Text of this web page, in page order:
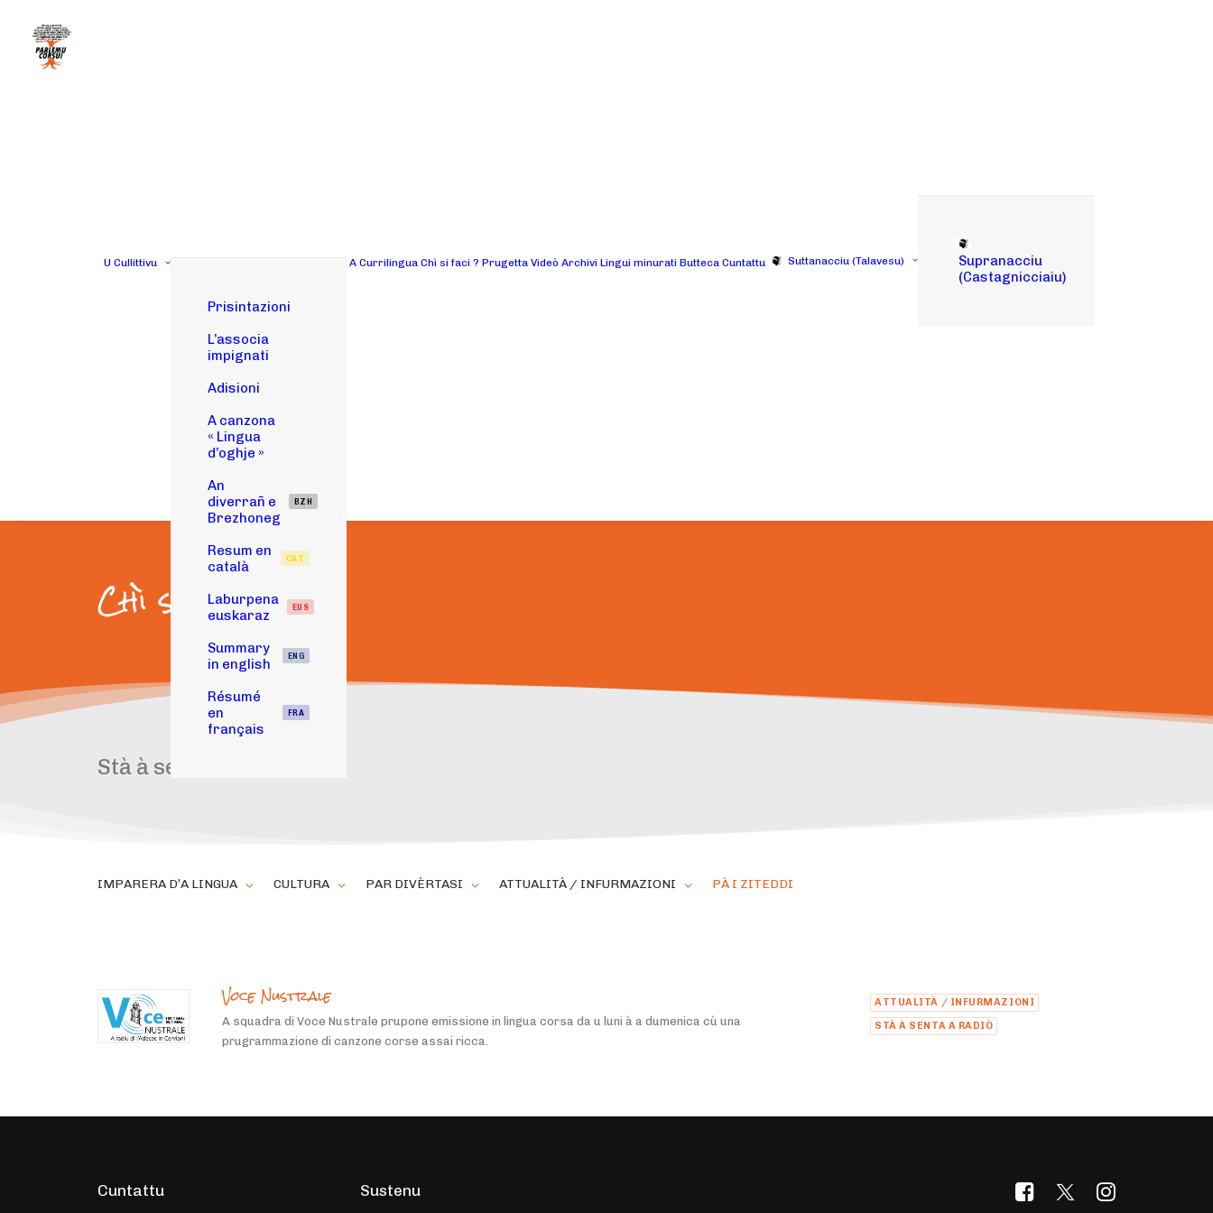
U Cullittivu
Prisintazioni
L’associa
impignati
Adisioni
A canzona
« Lingua
d’oghje »
An
diverrañ e
Brezhoneg
BZH
Resum en
català
CAT
Laburpena
euskaraz
EUS
Summary
in english
ENG
Résumé
en
français
FRA
A Currilingua Chì si faci ? Prugetta Videò Archivi Lingui minurati Butteca Cuntattu Suttanacciu (Talavesu)
Supranacciu
(Castagnicciaiu)
Chì si faci ?
Stà à senta a radiò
IMPARERA D’A LINGUA CULTURA PAR DIVÈRTASI ATTUALITÀ / INFURMAZIONI PÀ I ZITEDDI
Voce Nustrale
A squadra di Voce Nustrale prupone emissione in lingua corsa da u luni à a dumenica cù una
prugrammazione di canzone corse assai ricca.
ATTUALITÀ / INFURMAZIONI
STÀ À SENTA A RADIÒ
Cuntattu Sustenu